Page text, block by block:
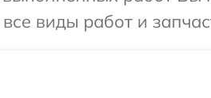
виды работ и